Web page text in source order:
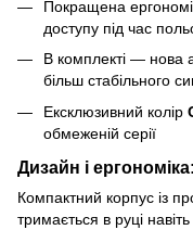
Покращена
доступу під час
В комплекті — нова
більш стабільного
Ексклюзивний колір
обмеженій серії
Дизайн і ергономіка:
Компактний корпус із
тримається в руці